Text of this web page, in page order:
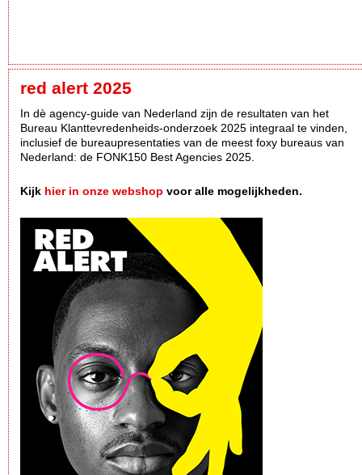
red alert 2025
In dè agency-guide van Nederland zijn de resultaten van het
Bureau Klanttevredenheids-onderzoek 2025 integraal te vinden,
inclusief de bureaupresentaties van de meest foxy bureaus van
Nederland: de FONK150 Best Agencies 2025.
Kijk hier in onze webshop voor alle mogelijkheden.